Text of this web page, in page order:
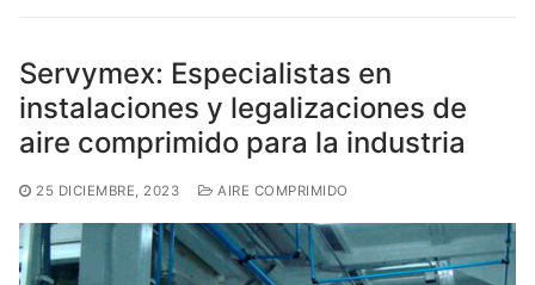
Servymex: Especialistas en
instalaciones y legalizaciones de
aire comprimido para la industria
25 DICIEMBRE, 2023 AIRE COMPRIMIDO